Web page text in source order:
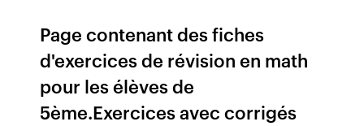
Page contenant des fiches
d'exercices de révision en math
pour les élèves de
5ème.Exercices avec corrigés